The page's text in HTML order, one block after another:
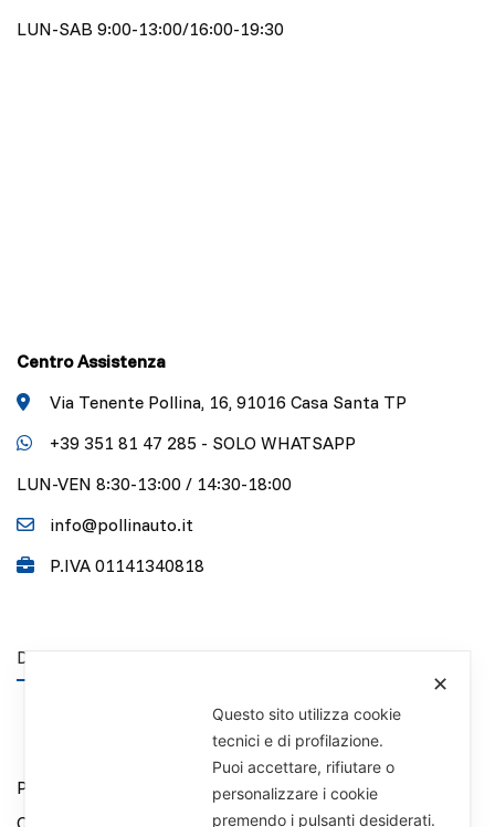
LUN-SAB 9:00-13:00/16:00-19:30
Centro Assistenza
Via Tenente Pollina, 16, 91016 Casa Santa TP
+39 351 81 47 285 - SOLO WHATSAPP
LUN-VEN 8:30-13:00 / 14:30-18:00
info@pollinauto.it
P.IVA 01141340818
DISCLAIMER
Privacy Policy
Cookie Policy
✕
Questo sito utilizza cookie
tecnici e di profilazione.
Puoi accettare, rifiutare o
personalizzare i cookie
premendo i pulsanti desiderati.